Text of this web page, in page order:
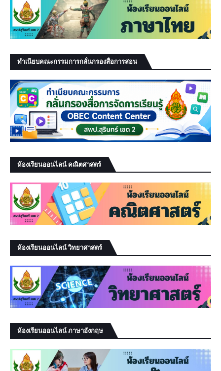
ทำเนียบคณะกรรมการกลั่นกรองสื่อการสอน
ห้องเรียนออนไลน์ คณิตศาสตร์
ห้องเรียนออนไลน์ วิทยาศาสตร์
ห้องเรียนออนไลน์ ภาษาอังกฤษ